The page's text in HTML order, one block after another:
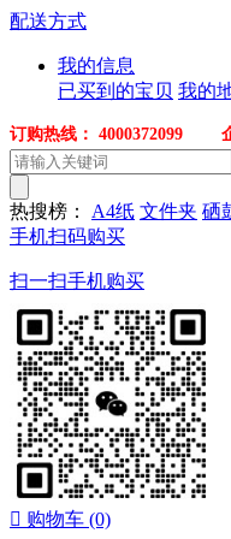
配送方式
我的信息
已买到的宝贝 我的
订购热线： 4000372099 企
热搜榜： A4纸 文件夹 硒
手机扫码购买
扫一扫手机购买
 购物车 (0)